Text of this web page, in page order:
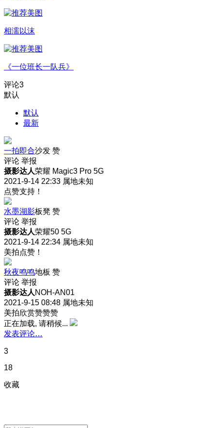
相濡以沫
《一位班长一队兵》
评论3
默认
默认
最新
一拍即合沙发 赞
评论 举报
摄影达人荣耀 Magic3 Pro 5G
2021-9-14 22:33 属地未知
点赞支持！
水墨湖影板凳 赞
评论 举报
摄影达人荣耀50 5G
2021-9-14 22:34 属地未知
美拍点赞！
秋夜鸣鸣地板 赞
评论 举报
摄影达人 NOH-AN01
2021-9-15 08:48 属地未知
美拍欣赏赞赞赞
正在加载, 请稍候...
发表评论…
3
18
收藏